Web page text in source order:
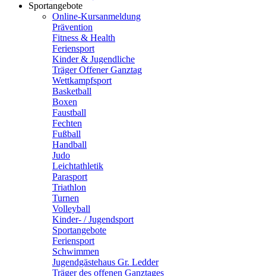
Sportangebote
Online-Kursanmeldung
Prävention
Fitness & Health
Feriensport
Kinder & Jugendliche
Träger Offener Ganztag
Wettkampfsport
Basketball
Boxen
Faustball
Fechten
Fußball
Handball
Judo
Leichtathletik
Parasport
Triathlon
Turnen
Volleyball
Kinder- / Jugendsport
Sportangebote
Feriensport
Schwimmen
Jugendgästehaus Gr. Ledder
Träger des offenen Ganztages